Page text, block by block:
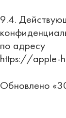
9.4.
по адресу
https://apple-
Обновлено